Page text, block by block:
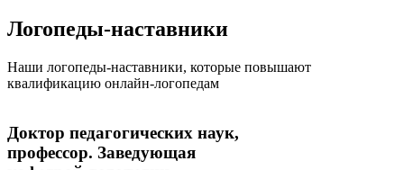
Логопеды-наставники
Наши логопеды-наставники, которые повышают
квалификацию онлайн-логопедам
Доктор педагогических наук,
профессор. Заведующая